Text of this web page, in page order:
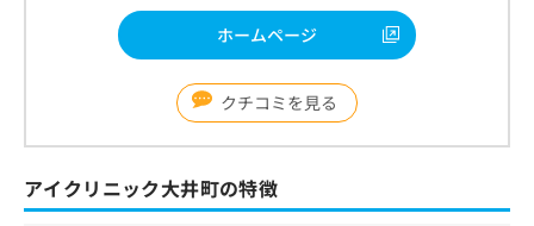
ホームページ
クチコミを見る
アイクリニック大井町の特徴